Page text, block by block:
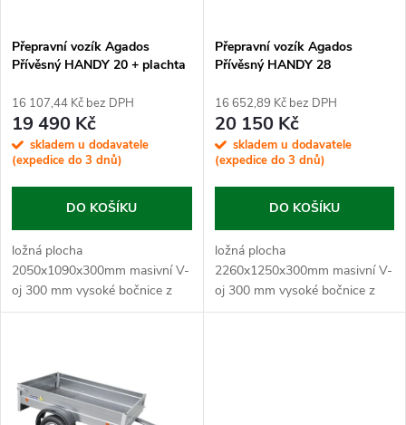
p
r
o
d
u
k
ů
s
p
r
o
d
u
k
ů
Přepravní vozík Agados
Přívěsný HANDY 20 + plachta
16 107,44 Kč bez DPH
19 490 Kč
skladem u dodavatele
(expedice do 3 dnů)
DO KOŠÍKU
ložná plocha
2050x1090x300mm masivní V-
oj 300 mm vysoké bočnice z
plechu s...
Přepravní vozík Agados
Přívěsný HANDY 28
16 652,89 Kč bez DPH
20 150 Kč
skladem u dodavatele
(expedice do 3 dnů)
DO KOŠÍKU
ložná plocha
2260x1250x300mm masivní V-
oj 300 mm vysoké bočnice z
plechu s...